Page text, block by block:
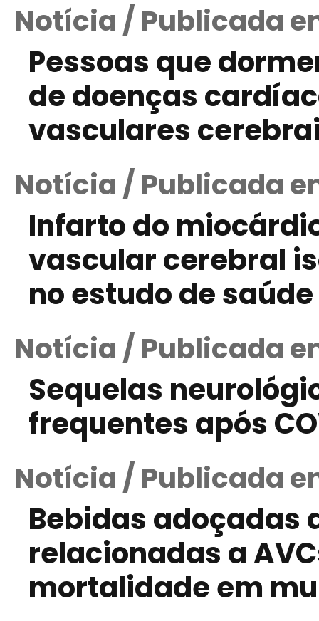
Notícia / Publicada
Pessoas que
de doenças
vasculares
Notícia / Publicada
Infarto do
vascular cerebral
no estudo de
Notícia / Publicada
Sequelas
frequentes após
Notícia / Publicada
Bebidas
relacionadas a
mortalidade em